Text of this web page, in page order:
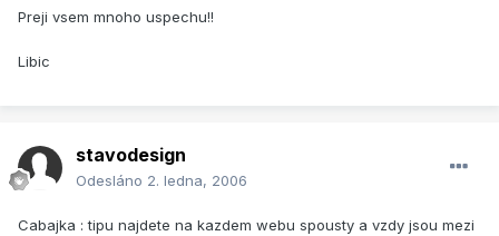
Preji vsem mnoho uspechu!!
Libic
stavodesign
Odesláno 2. ledna, 2006
Cabajka : tipu najdete na kazdem webu spousty a vzdy jsou mezi